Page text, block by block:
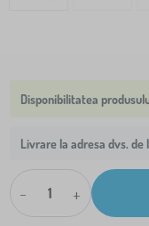
Livrare la adresa dvs. de
- +